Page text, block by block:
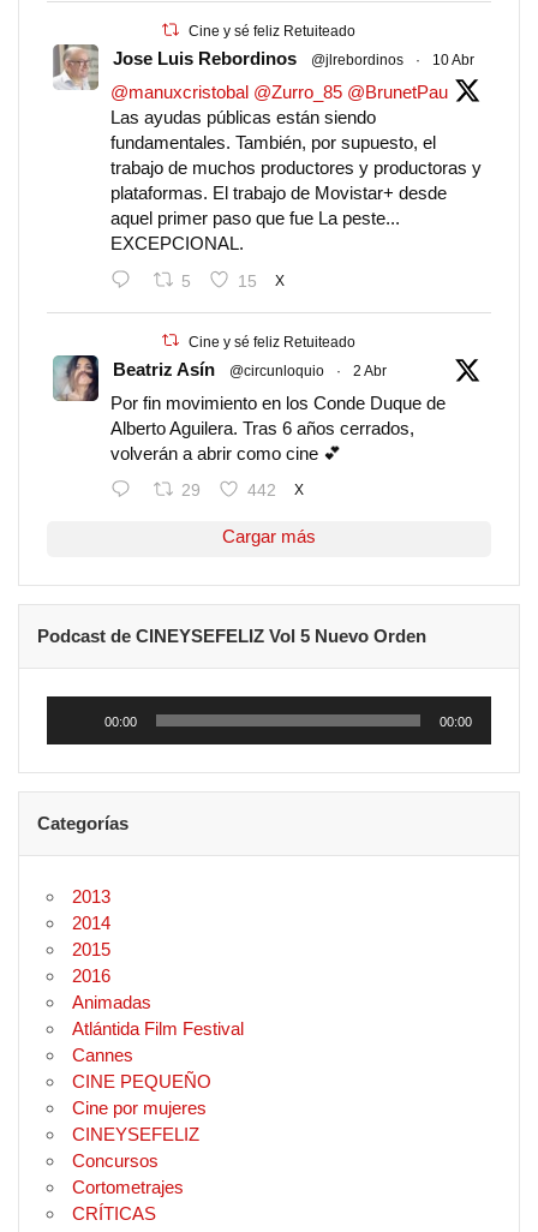
Cine y sé feliz Retuiteado
Jose Luis Rebordinos @jlrebordinos · 10 Abr
@manuxcristobal @Zurro_85 @BrunetPau
Las ayudas públicas están siendo
fundamentales. También, por supuesto, el
trabajo de muchos productores y productoras y
plataformas. El trabajo de Movistar+ desde
aquel primer paso que fue La peste...
EXCEPCIONAL.
5 15 X
Cine y sé feliz Retuiteado
Beatriz Asín @circunloquio · 2 Abr
Por fin movimiento en los Conde Duque de
Alberto Aguilera. Tras 6 años cerrados,
volverán a abrir como cine 💕
29 442 X
Cargar más
Podcast de CINEYSEFELIZ Vol 5 Nuevo Orden
audio
00:00 00:00
Categorías
2013
2014
2015
2016
Animadas
Atlántida Film Festival
Cannes
CINE PEQUEÑO
Cine por mujeres
CINEYSEFELIZ
Concursos
Cortometrajes
CRÍTICAS